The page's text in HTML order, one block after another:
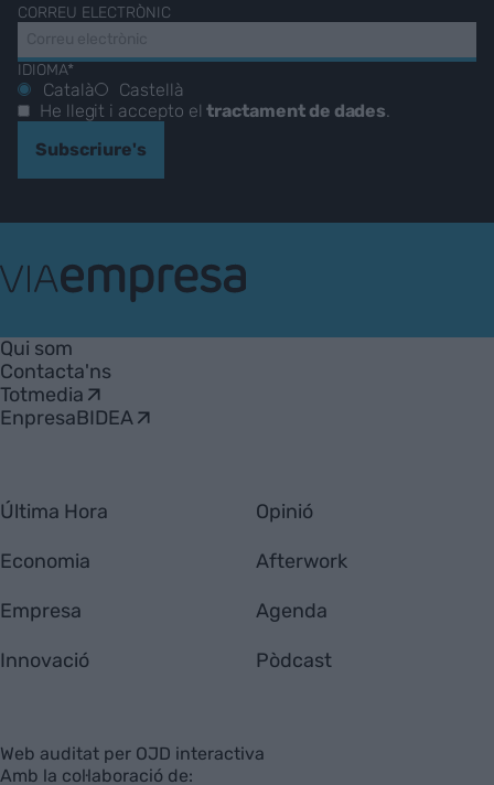
CORREU ELECTRÒNIC
IDIOMA*
Català
Castellà
He llegit i accepto eltractament de dades
Subscriure's
Empresa
Qui som
Contacta'ns
Totmedia
EnpresaBIDEA
Última Hora
Economia
Empresa
Innovació
Opinió
Afterwork
Agenda
Pòdcast
Web auditat per OJD interactiva
Amb la col·laboració de: